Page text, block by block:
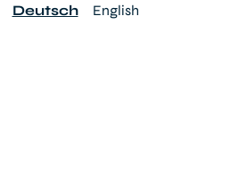
Deutsch English